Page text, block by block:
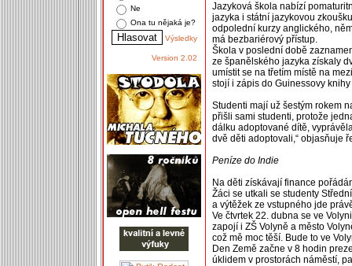
Ne
Ona tu nějaká je?
Výsledky
Version 2.02
Jazyková škola nabízí
jazyka i státní jazykovou
odpolední kurzy anglického,
má bezbariérový přístup.
Škola v poslední době
ze španělského jazyka získaly
umístit se na třetím místě na
stojí i zápis do Guinessovy
Studenti mají už šestým rokem
přišli sami studenti, protože
dálku adoptované dítě,
dvě děti adoptovali,“ objasňuje
Peníze do Indie
Na děti získávají finance
Žáci se utkali se studenty
a výtěžek ze vstupného jde
Ve čtvrtek 22. dubna se ve
zapojí i ZŠ Volyně a město
což mě moc těší. Bude to ve
Den Země začne v 8 hodin
úklidem v prostorách náměstí,